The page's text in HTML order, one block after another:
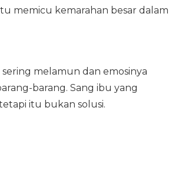
memicu kemarahan besar dalam
melamun dan emosinya
barang. Sang ibu yang
itu bukan solusi.